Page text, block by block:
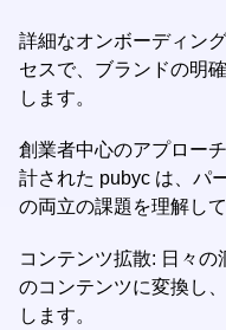
詳細なオンボーディン
セスで、ブランドの明
します。
創業者中心のアプロー
計された pubyc は、パ
の両立の課題を理解して
コンテンツ拡散: 日々
のコンテンツに変換し
します。